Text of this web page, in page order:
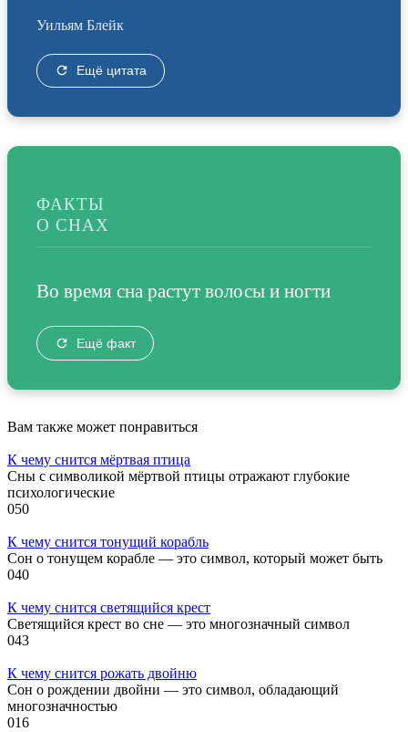
Уильям Блейк
Ещё цитата
ФАКТЫ
О СНАХ
Во время сна растут волосы и ногти
Ещё факт
Вам также может понравиться
К чему снится мёртвая птица
Сны с символикой мёртвой птицы отражают глубокие
психологические
050
К чему снится тонущий корабль
Сон о тонущем корабле — это символ, который может быть
040
К чему снится светящийся крест
Светящийся крест во сне — это многозначный символ
043
К чему снится рожать двойню
Сон о рождении двойни — это символ, обладающий
многозначностью
016